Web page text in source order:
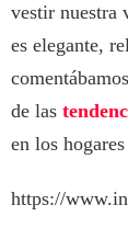
vestir nuestra
es elegante,
de las
en los
https://